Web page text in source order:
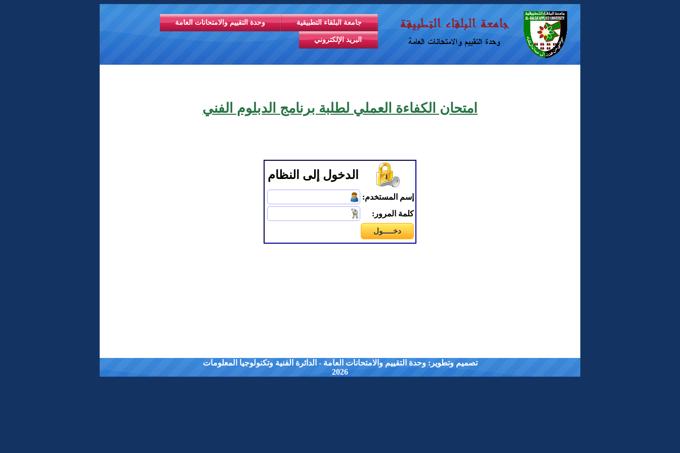
جامعة البلقاء التطبيقية وحدة التقييم والامتحانات العامة
البريد الإلكتروني
امتحان الكفاءة العملي لطلبة برنامج الدبلوم الفني
الدخول إلى النظام
إسم المستخدم:
كلمة المرور:
تصميم وتطوير: وحدة التقييم والامتحانات العامة - الدائرة الفنية وتكنولوجيا المعلومات
2026